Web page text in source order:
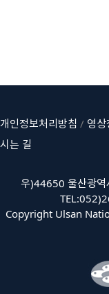
개인정보처리방침 / 영
시는 길
우)44650 울산광역
Copyright Ulsan